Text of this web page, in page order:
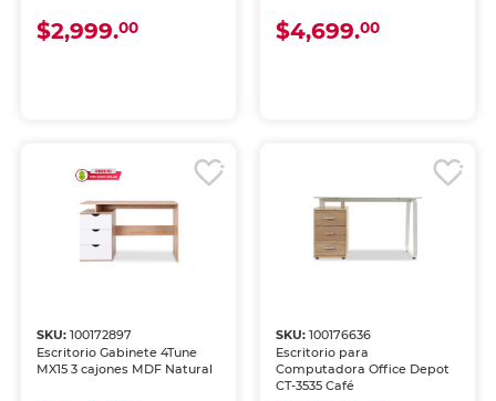
$2,999.00 $4,699.00
SKU:100172897
Escritorio Gabinete 4Tune
MX15 3 cajones MDF Natural
SKU: 100176636
Escritorio para
Computadora Office Depot
CT-3535 Café